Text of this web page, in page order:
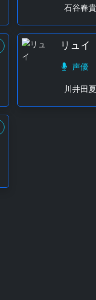
石谷春貴
リュイ
声優
川井田